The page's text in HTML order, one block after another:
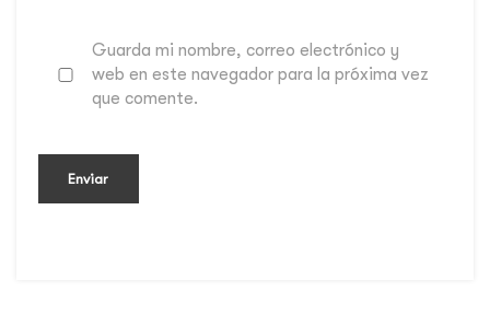
Guarda mi nombre, correo electrónico y
web en este navegador para la próxima vez
que comente.